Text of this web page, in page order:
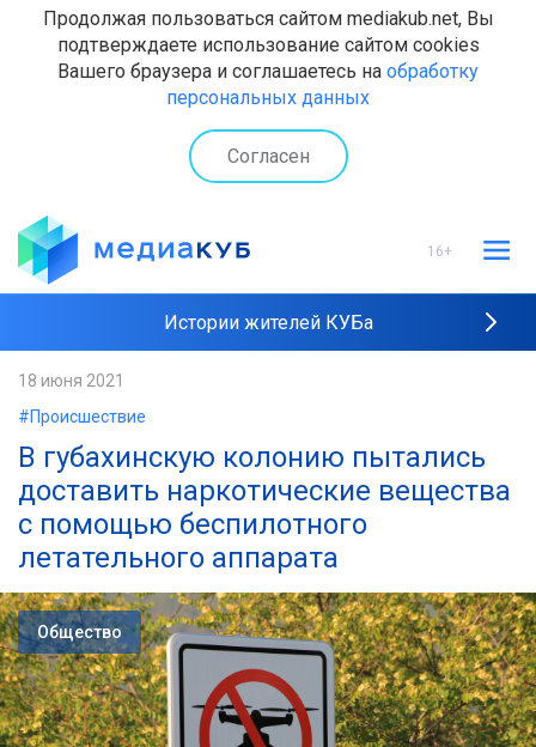
Продолжая пользоваться сайтом mediakub.net, Вы
подтверждаете использование сайтом cookies
Вашего браузера и соглашаетесь на обработку
персональных данных
Согласен
16+
Истории жителей КУБа
18 июня 2021
#Происшествие
В губахинскую колонию пытались
доставить наркотические вещества
с помощью беспилотного
летательного аппарата
Общество